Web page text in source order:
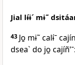
Jial lɨ́ɨˊ mɨ˜
43 Jo̱ mɨ˜ calɨ́ˉ
dseaˋ do jo̱ cajíñˈˉ: